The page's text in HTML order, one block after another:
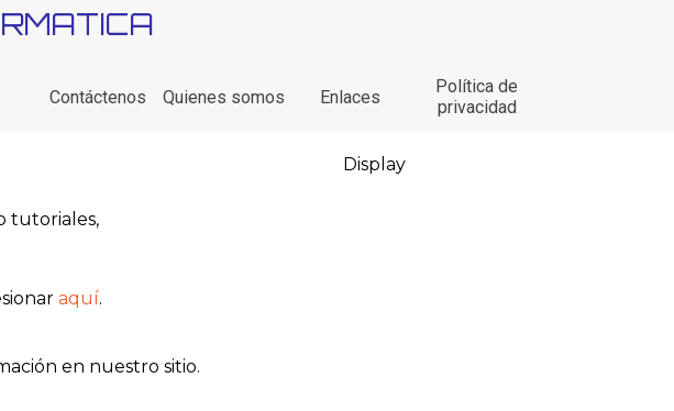
Contáctenos Quienes somos Enlaces
Política de
privacidad
tutoriales,
aquí.
Display
en nuestro sitio.